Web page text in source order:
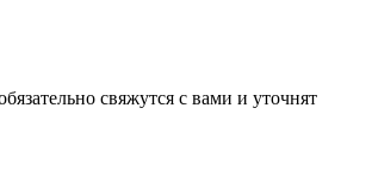
свяжутся с вами и уточнят